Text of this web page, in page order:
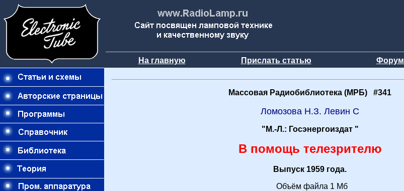
На главную Прислать статью Форум
Массовая Радиобиблиотека (МРБ) #341
Ломозова Н.З. Левин С
"М.-Л.: Госэнергоиздат "
В помощь телезрителю
Выпуск 1959 года.
Объём файла 1 Мб